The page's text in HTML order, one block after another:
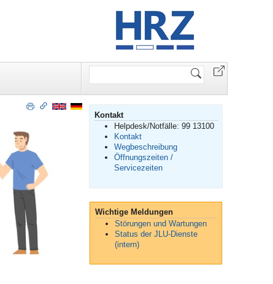
Website
Kontakt
Helpdesk/Notfälle: 99 13100
Kontakt
Wegbeschreibung
Öffnungszeiten /
Servicezeiten
Wichtige Meldungen
Störungen und Wartungen
Status der JLU-Dienste
(intern)